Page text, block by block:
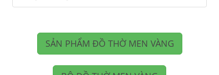
SẢN PHẨM ĐỒ THỜ MEN VÀNG